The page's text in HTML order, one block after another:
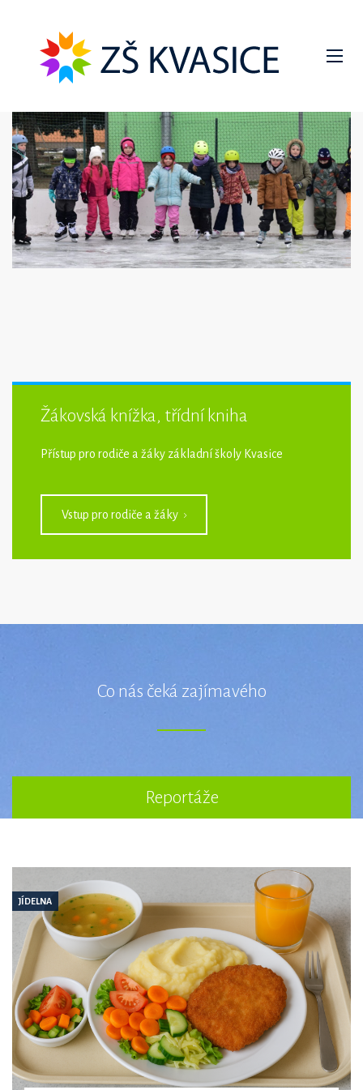
Žákovská knížka, třídní kniha
Přístup pro rodiče a žáky základní školy Kvasice
Vstup pro rodiče a žáky
Co nás čeká zajímavého
Reportáže
JÍDELNA